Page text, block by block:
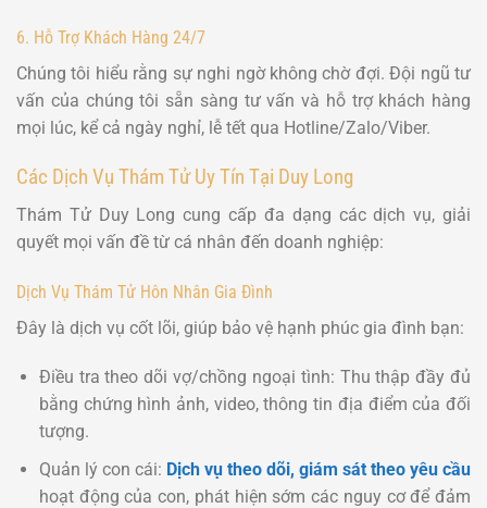
6. Hỗ Trợ Khách Hàng 24/7
Chúng tôi hiểu rằng sự nghi ngờ không chờ đợi. Đội ngũ tư
vấn của chúng tôi sẵn sàng tư vấn và hỗ trợ khách hàng
mọi lúc, kể cả ngày nghỉ, lễ tết qua Hotline/Zalo/Viber.
Các Dịch Vụ Thám Tử Uy Tín Tại Duy Long
Thám Tử Duy Long cung cấp đa dạng các dịch vụ, giải
quyết mọi vấn đề từ cá nhân đến doanh nghiệp:
Dịch Vụ Thám Tử Hôn Nhân Gia Đình
Đây là dịch vụ cốt lõi, giúp bảo vệ hạnh phúc gia đình bạn:
Điều tra theo dõi vợ/chồng ngoại tình: Thu thập đầy đủ
bằng chứng hình ảnh, video, thông tin địa điểm của đối
tượng.
Quản lý con cái: Dịch vụ theo dõi, giám sát theo yêu cầu
hoạt động của con, phát hiện sớm các nguy cơ để đảm